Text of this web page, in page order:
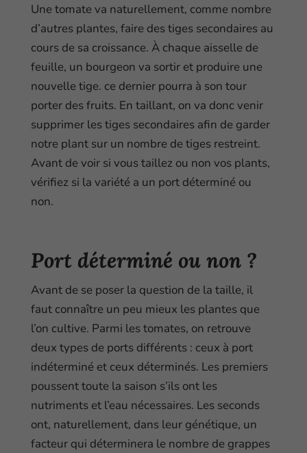
Une tomate va naturellement, comme nombre
d’autres plantes, faire des tiges secondaires au
cours de sa croissance. À chaque aisselle de
feuille, un bourgeon va sortir et produire une
nouvelle tige. ce dernier pourra à son tour
porter des fruits. En taillant, on va donc venir
supprimer les tiges secondaires afin de garder
notre plant sur un nombre de tiges restreint.
Avant de voir si vous taillez ou non vos plants,
vérifiez si la variété a un port déterminé ou
non.
Port déterminé ou non ?
Avant de se poser la question de la taille, il
faut connaître un peu mieux les plantes que
l’on cultive. Parmi les tomates, on retrouve
deux types de ports différents : ceux à port
indéterminé et ceux déterminés. Les premiers
poussent toute la saison s’ils ont les
nutriments et l’eau nécessaires. Les seconds
ont, naturellement, dans leur génétique, un
facteur qui déterminera le nombre de grappes